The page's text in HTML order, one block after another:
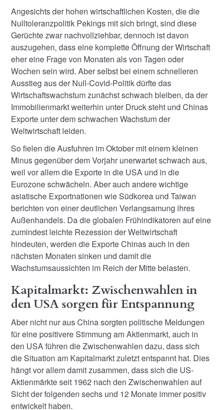
Angesichts der hohen wirtschaftlichen Kosten, die die
Nulltoleranzpolitik Pekings mit sich bringt, sind diese
Gerüchte zwar nachvollziehbar, dennoch ist davon
auszugehen, dass eine komplette Öffnung der Wirtschaft
eher eine Frage von Monaten als von Tagen oder
Wochen sein wird. Aber selbst bei einem schnelleren
Ausstieg aus der Null-Covid-Politik dürfte das
Wirtschaftswachstum zunächst schwach bleiben, da der
Immobilienmarkt weiterhin unter Druck steht und Chinas
Exporte unter dem schwachen Wachstum der
Weltwirtschaft leiden.
So fielen die Ausfuhren im Oktober mit einem kleinen
Minus gegenüber dem Vorjahr unerwartet schwach aus,
weil vor allem die Exporte in die USA und in die
Eurozone schwächeln. Aber auch andere wichtige
asiatische Exportnationen wie Südkorea und Taiwan
berichten von einer deutlichen Verlangsamung ihres
Außenhandels. Da die globalen Frühindikatoren auf eine
zumindest leichte Rezession der Weltwirtschaft
hindeuten, werden die Exporte Chinas auch in den
nächsten Monaten sinken und damit die
Wachstumsaussichten im Reich der Mitte belasten.
Kapitalmarkt: Zwischenwahlen in
den USA sorgen für Entspannung
Aber nicht nur aus China sorgten politische Meldungen
für eine positivere Stimmung am Aktienmarkt, auch in
den USA führen die Zwischenwahlen dazu, dass sich
die Situation am Kapitalmarkt zuletzt entspannt hat. Dies
hängt vor allem damit zusammen, dass sich die US-
Aktienmärkte seit 1962 nach den Zwischenwahlen auf
Sicht der folgenden sechs und 12 Monate immer positiv
entwickelt haben.